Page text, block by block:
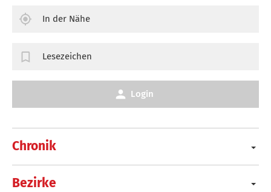
Chronik
Bezirke
In der Nähe
Lesezeichen
Login